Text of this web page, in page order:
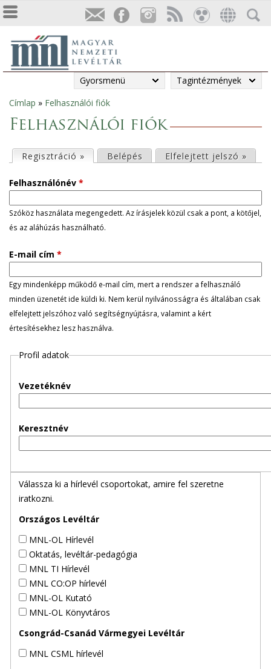
Gyorsmenü Tagintézmények
Jelenlegi
hely
Címlap » Felhasználói fiók
Felhasználói fiók
l
s
ő
d
l
e
g
e
Regisztráció » (aktív fül)
Belépés Elfelejtett jelszó »
Felhasználónév *
Szóköz használata megengedett. Az írásjelek közül csak a pont, a kötőjel,
és az aláhúzás használható.
E-mail cím *
Egy mindenképp működő e-mail cím, mert a rendszer a felhasználó
minden üzenetét ide küldi ki. Nem kerül nyilvánosságra és általában csak
elfelejtett jelszóhoz való segítségnyújtásra, valamint a kért
értesítésekhez lesz használva.
Profil adatok
Vezetéknév
Keresztnév
Válassza ki a hírlevél csoportokat, amire fel szeretne
iratkozni.
Országos Levéltár
MNL-OL Hírlevél
Oktatás, levéltár-pedagógia
MNL TI Hírlevél
MNL CO:OP hírlevél
MNL-OL Kutató
MNL-OL Könyvtáros
Csongrád-Csanád Vármegyei Levéltár
MNL CSML hírlevél